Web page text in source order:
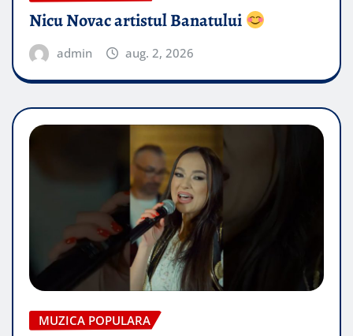
Nicu Novac artistul Banatului
admin aug. 2, 2026
MUZICA POPULARA